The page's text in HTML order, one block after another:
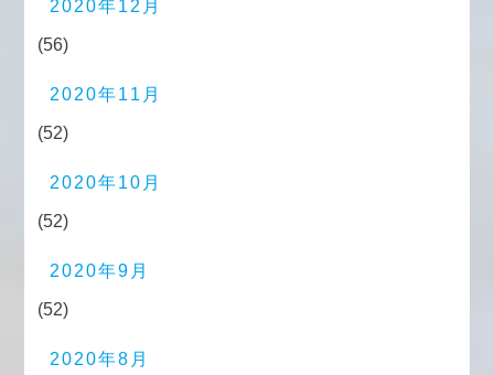
2020年12月
(56)
2020年11月
(52)
2020年10月
(52)
2020年9月
(52)
2020年8月